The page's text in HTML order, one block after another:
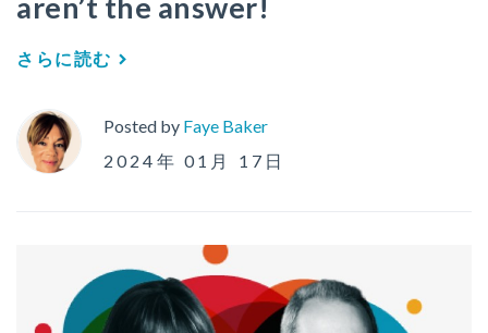
さらに読む
Posted by Faye Baker
2024年 01月 17日